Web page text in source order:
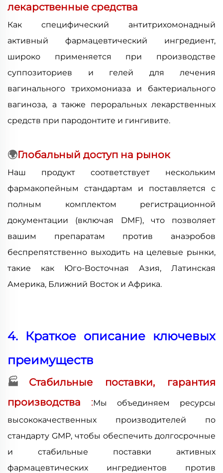
лекарственные средства
Как специфический антитрихомонадный
активный фармацевтический ингредиент,
широко применяется при производстве
суппозиториев и гелей для лечения
вагинального трихомониаза и бактериального
вагиноза, а также пероральных лекарственных
средств при пародонтите и гингивите.
🌍Глобальный доступ на рынок
Наш продукт соответствует нескольким
фармакопейным стандартам и поставляется с
полным комплектом регистрационной
документации (включая DMF), что позволяет
вашим препаратам против анаэробов
беспрепятственно выходить на целевые рынки,
такие как Юго-Восточная Азия, Латинская
Америка, Ближний Восток и Африка.
4. Краткое описание ключевых
преимуществ
🏭 Стабильные поставки, гарантия
производства :Мы объединяем ресурсы
высококачественных производителей по
стандарту GMP, чтобы обеспечить долгосрочные
и стабильные поставки активных
фармацевтических ингредиентов против